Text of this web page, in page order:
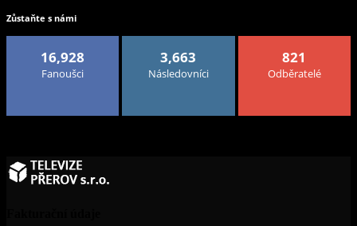
Zůstaňte s námi
16,928
Fanoušci
3,663
Následovníci
821
Odběratelé